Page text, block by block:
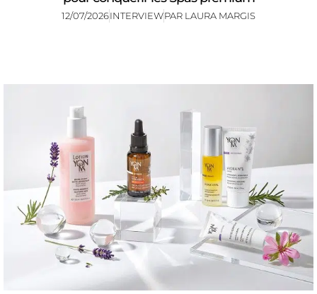
12/07/2026INTERVIEWPAR LAURA MARGIS